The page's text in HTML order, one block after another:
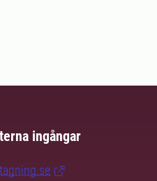
ingångar